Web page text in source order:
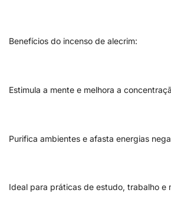
Benefícios do incenso de alecrim:
Estimula a mente e melhora a
Purifica ambientes e afasta energias
Ideal para práticas de estudo, trabalho e